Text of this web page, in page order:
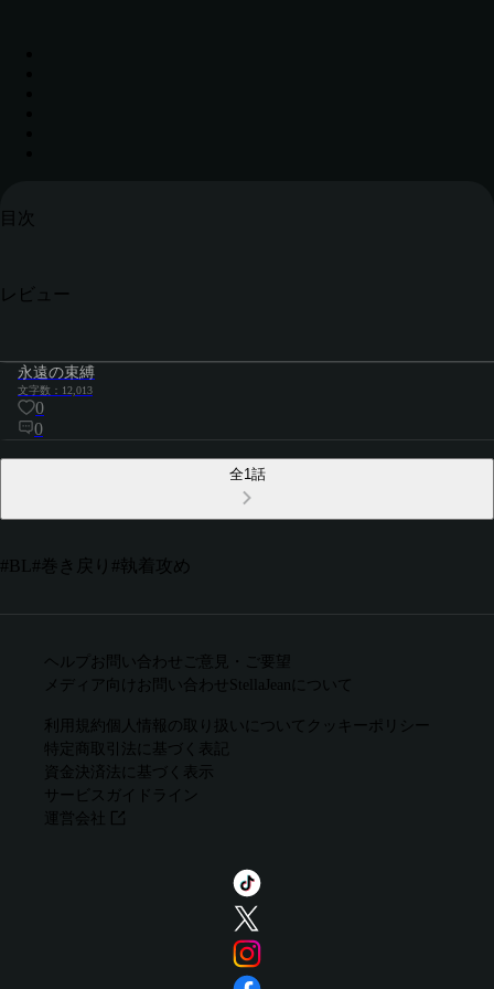
目次
レビュー
永遠の束縛
文字数：12,013
0
0
全1話
#BL #巻き戻り #執着攻め
ヘルプ お問い合わせ ご意見・ご要望
メディア向けお問い合わせ StellaJeanについて
利用規約 個人情報の取り扱いについて クッキーポリシー
特定商取引法に基づく表記
資金決済法に基づく表示
サービスガイドライン
運営会社